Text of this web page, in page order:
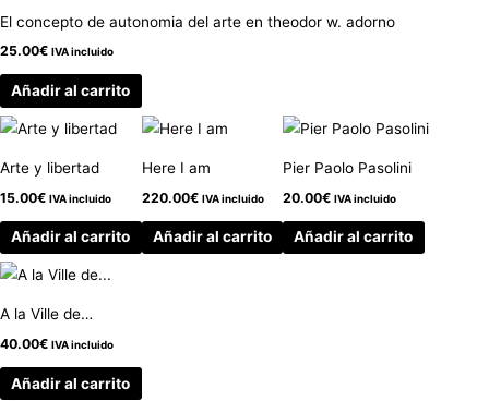
El concepto de autonomia del arte en theodor w. adorno
25.00€ IVA incluido
Añadir al carrito
Arte y libertad
15.00€ IVA incluido
Añadir al carrito
Here I am
220.00€ IVA incluido
Añadir al carrito
Pier Paolo Pasolini
20.00€ IVA incluido
Añadir al carrito
A la Ville de…
40.00€ IVA incluido
Añadir al carrito